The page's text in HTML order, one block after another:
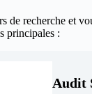
de recherche et
principales :
Audit